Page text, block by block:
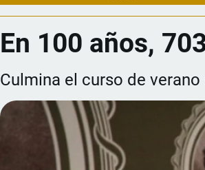
En 100 años,
Culmina el curso de